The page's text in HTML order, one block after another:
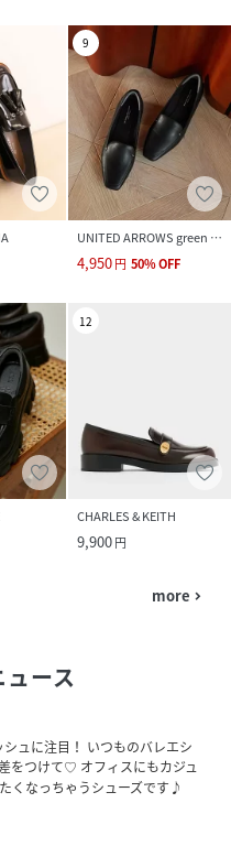
9
UNITED ARROWS green label relaxing
4,950円 50%OFF
12
CHARLES & KEITH
9,900円
more navigate_next
ース
シュに注目！ いつものバレエシ
をつけて♡ オフィスにもカジュ
くなっちゃうシューズです♪